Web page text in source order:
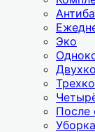
Эко
После